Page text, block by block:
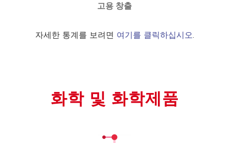
고용 창출
자세한 통계를 보려면 여기를 클릭하십시오
화학 및 화학제품